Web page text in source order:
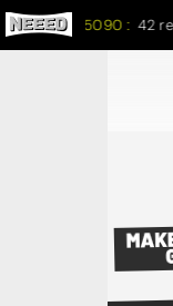
RTX 5090 : 42 refs